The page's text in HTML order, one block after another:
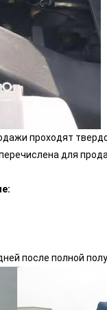
проходят
для
после полной